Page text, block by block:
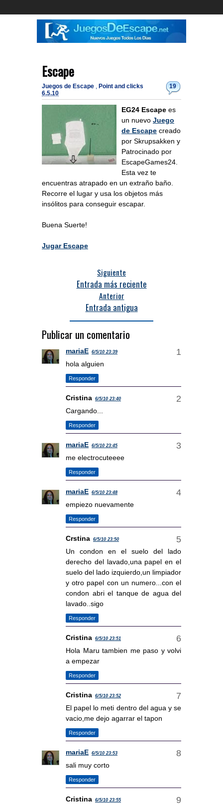
Escape
19
Juegos de Escape , Point and clicks
6.5.10
EG24 Escape es
un nuevo Juego
de Escape creado
por Skrupsakken y
Patrocinado por
EscapeGames24.
Esta vez te
encuentras atrapado en un extraño baño.
Recorre el lugar y usa los objetos más
insólitos para conseguir escapar.
Buena Suerte!
Jugar Escape
Siguiente
Entrada más reciente
Anterior
Entrada antigua
Publicar un comentario
mariaE 6/5/10 23:39
hola alguien
Responder
Cristina 6/5/10 23:40
Cargando...
Responder
mariaE 6/5/10 23:45
me electrocuteeee
Responder
mariaE 6/5/10 23:48
empiezo nuevamente
Responder
Crstina 6/5/10 23:50
Un condon en el suelo del lado
derecho del lavado,una papel en el
suelo del lado izquierdo,un limpiador
y otro papel con un numero...con el
condon abri el tanque de agua del
lavado..sigo
Responder
Cristina 6/5/10 23:51
Hola Maru tambien me paso y volvi
a empezar
Responder
Cristina 6/5/10 23:52
El papel lo meti dentro del agua y se
vacio,me dejo agarrar el tapon
Responder
mariaE 6/5/10 23:53
sali muy corto
Responder
Cristina 6/5/10 23:55